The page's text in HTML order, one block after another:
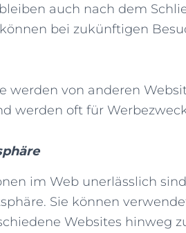
auch nach dem
bei zukünftigen
werden von anderen
werden oft für
im Web unerlässlich
Sie können
Websites hinweg